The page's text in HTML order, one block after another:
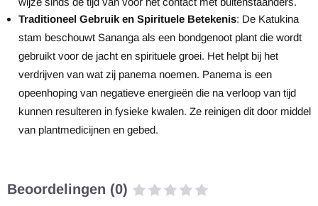
Traditioneel Gebruik en Spirituele Betekenis: De Katukina
stam beschouwt Sananga als een bondgenoot plant die wordt
gebruikt voor de jacht en spirituele groei. Het helpt bij het
verdrijven van wat zij panema noemen. Panema is een
opeenhoping van negatieve energieën die na verloop van tijd
kunnen resulteren in fysieke kwalen. Ze reinigen dit door middel
van plantmedicijnen en gebed.
Beoordelingen (0)